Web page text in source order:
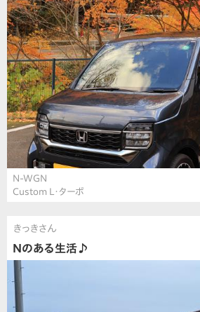
N-WGN
Custom L・ターボ
きっきさん
Nのある生活♪